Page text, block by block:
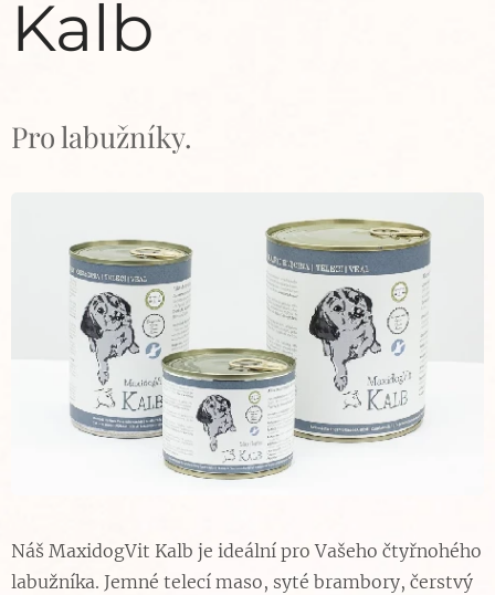
Kalb
Pro labužníky.
Náš MaxidogVit Kalb je ideální pro Vašeho čtyřnohého
labužníka. Jemné telecí maso, syté brambory, čerstvý